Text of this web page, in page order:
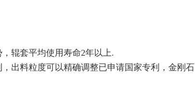
辊套平均使用寿命2年以上.
出料粒度可以精确调整已申请国家专利，金刚石